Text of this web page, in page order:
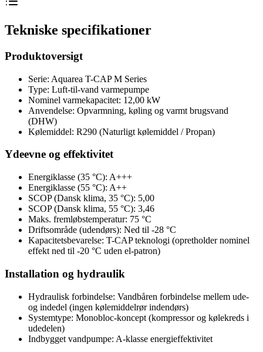
Tekniske specifikationer
Produktoversigt
Serie: Aquarea T-CAP M Series
Type: Luft-til-vand varmepumpe
Nominel varmekapacitet: 12,00 kW
Anvendelse: Opvarmning, køling og varmt brugsvand
(DHW)
Kølemiddel: R290 (Naturligt kølemiddel / Propan)
Ydeevne og effektivitet
Energiklasse (35 °C): A+++
Energiklasse (55 °C): A++
SCOP (Dansk klima, 35 °C): 5,00
SCOP (Dansk klima, 55 °C): 3,46
Maks. fremløbstemperatur: 75 °C
Driftsområde (udendørs): Ned til -28 °C
Kapacitetsbevarelse: T-CAP teknologi (opretholder nominel
effekt ned til -20 °C uden el-patron)
Installation og hydraulik
Hydraulisk forbindelse: Vandbåren forbindelse mellem ude-
og indedel (ingen kølemiddelrør indendørs)
Systemtype: Monobloc-koncept (kompressor og kølekreds i
udedelen)
Indbygget vandpumpe: A-klasse energieffektivitet